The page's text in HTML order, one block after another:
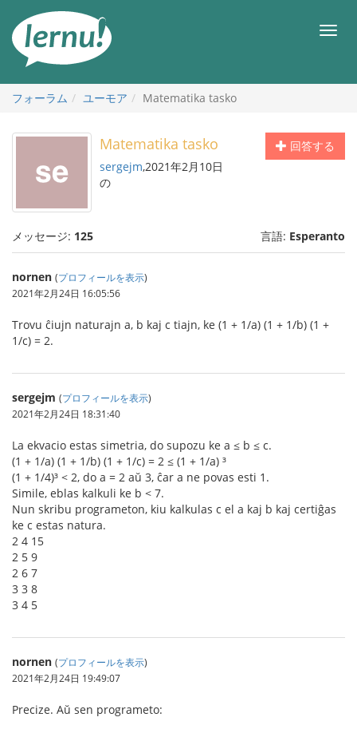
メ
フォーラム
ユーモア Matematika tasko
回答する
Matematika tasko
sergejm,2021年2月10日
の
メッセージ: 125 言語: Esperanto
nornen (プロフィールを表示)
2021年2月24日 16:05:56
Trovu ĉiujn naturajn a, b kaj c tiajn, ke (1 + 1/a) (1 + 1/b) (1 +
1/c) = 2.
sergejm (プロフィールを表示)
2021年2月24日 18:31:40
La ekvacio estas simetria, do supozu ke a ≤ b ≤ c.
(1 + 1/a) (1 + 1/b) (1 + 1/c) = 2 ≤ (1 + 1/a) ³
(1 + 1/4)³ < 2, do a = 2 aŭ 3, ĉar a ne povas esti 1.
Simile, eblas kalkuli ke b < 7.
Nun skribu programeton, kiu kalkulas c el a kaj b kaj certiĝas
ke c estas natura.
2 4 15
2 5 9
2 6 7
3 3 8
3 4 5
nornen (プロフィールを表示)
2021年2月24日 19:49:07
Precize. Aŭ sen programeto: